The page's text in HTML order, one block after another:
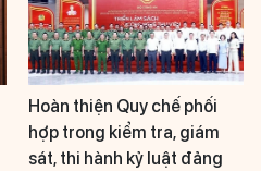
Hoàn thiện Quy chế phối
hợp trong kiểm tra, giám
sát, thi hành kỷ luật đảng